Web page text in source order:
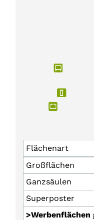
Flächenart
Großflächen
Ganzsäulen
Superposter
>Werbenflächen